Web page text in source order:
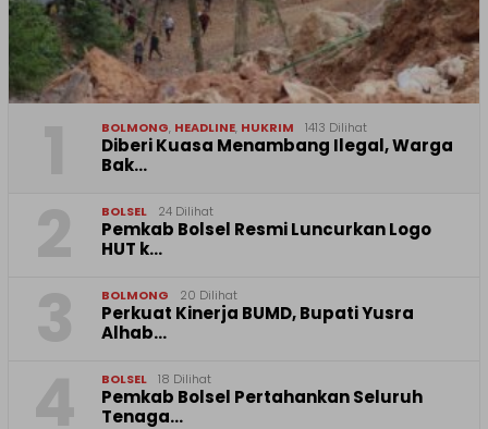
BOLMONG, HEADLINE, HUKRIM 1413 Dilihat
Diberi Kuasa Menambang Ilegal, Warga
Bak…
BOLSEL 24 Dilihat
Pemkab Bolsel Resmi Luncurkan Logo
HUT k…
BOLMONG 20 Dilihat
Perkuat Kinerja BUMD, Bupati Yusra
Alhab…
BOLSEL 18 Dilihat
Pemkab Bolsel Pertahankan Seluruh
Tenaga…